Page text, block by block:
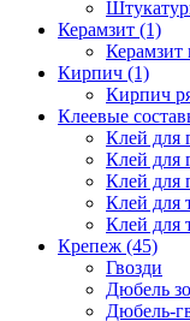
Керамзит (1)
Керамзит
Кирпич (1)
Кирпич
Клеевые
Клей для
Клей для
Клей для
Клей для
Клей для
Крепеж (45)
Гвозди
Дюбель
Дюбель-